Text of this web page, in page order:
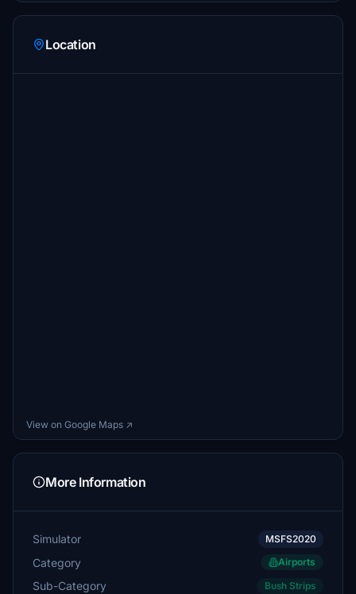
Location
View on Google Maps ↗
More Information
Simulator MSFS2020
Category Airports
Sub-Category Bush Strips